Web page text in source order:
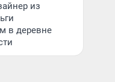
из
в деревне